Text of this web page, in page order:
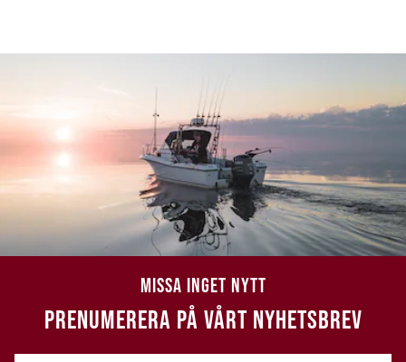
MISSA INGET NYTT
PRENUMERERA PÅ VÅRT NYHETSBREV